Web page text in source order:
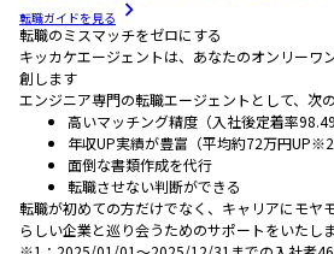
転職ガイドを見る
転職のミスマッチをゼロにする
キッカケエージェントは、あなたのオンリーワ
創します
エンジニア専門の転職エージェントとして、次
高いマッチング精度（入社後定着率
年収UP実績が豊富（平均約72万円UP※2
面倒な書類作成を代行
転職させない判断ができる
転職が初めての方だけでなく、キャリアにモヤ
らしい企業と巡り会うためのサポートをいたしま